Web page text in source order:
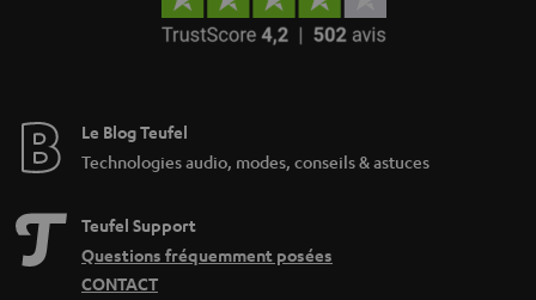
Le Blog Teufel
Technologies audio, modes, conseils & astuces
Teufel Support
Questions fréquemment posées
CONTACT